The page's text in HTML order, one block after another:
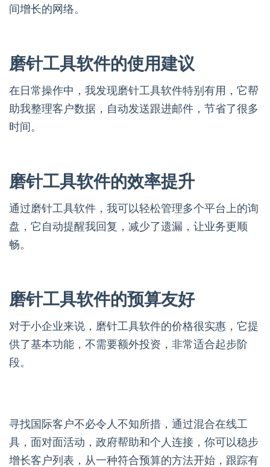
间增长的网络。
磨针工具软件的使用建议
在日常操作中，我发现磨针工具软件特别有用，它帮
助我整理客户数据，自动发送跟进邮件，节省了很多
时间。
磨针工具软件的效率提升
通过磨针工具软件，我可以轻松管理多个平台上的询
盘，它自动提醒我回复，减少了遗漏，让业务更顺
畅。
磨针工具软件的预算友好
对于小企业来说，磨针工具软件的价格很实惠，它提
供了基本功能，不需要额外投资，非常适合起步阶
段。
寻找国际客户不必令人不知所措，通过混合在线工
具，面对面活动，政府帮助和个人连接，你可以稳步
增长客户列表，从一种符合预算的方法开始，跟踪有